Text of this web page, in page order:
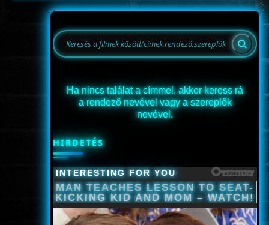
Ha nincs találat a címmel, akkor keress rá
a rendező nevével vagy a szereplők
nevével.
HIRDETÉS